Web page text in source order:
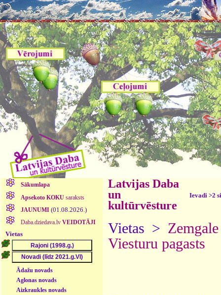
Sākumlapa
Apsekoto KOKUsaraksts
JAUNUMI (01.08.2026.)
Daba.dziedava.lv VEIDOTĀJI
Vietas
Ādažu novads
Aglonas novads
Aizkraukles novads
Latvijas Daba
un
kultūrvēsture
Ievadi >2
Vietas > Zemgale
Viesturu pagasts